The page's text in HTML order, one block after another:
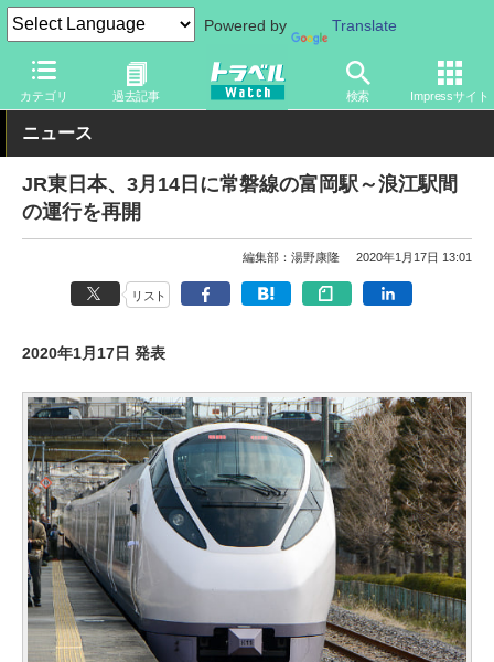
Powered by Translate
カテゴリ 過去記事 検索 Impressサイト
トラベル Watch 企業・政府・官庁 鉄道 JR
ニュース
JR東日本、3月14日に常磐線の富岡駅～浪江駅間
の運行を再開
編集部：湯野康隆 2020年1月17日 13:01
リスト
2020年1月17日 発表